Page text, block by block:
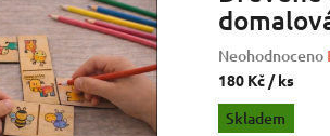
Průměrné
hodnocení
je
Neohodnoceno
180 Kč / ks
Měrná
cena:
Skladem